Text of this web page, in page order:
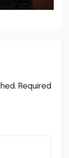
Required